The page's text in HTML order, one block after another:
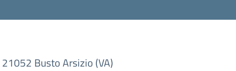
Busto Arsizio (VA)